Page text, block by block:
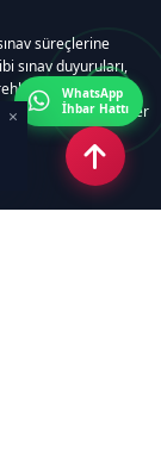
×
süreçlerine
sınav duyuruları,
içerikleri,
dair güncel bilgiler
WhatsApp
İhbar Hattı